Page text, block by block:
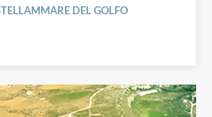
DEL GOLFO